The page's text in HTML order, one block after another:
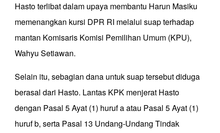
Hasto terlibat dalam upaya membantu Harun Masiku
memenangkan kursi DPR RI melalui suap terhadap
mantan Komisaris Komisi Pemilihan Umum (KPU),
Wahyu Setiawan.
Selain itu, sebagian dana untuk suap tersebut diduga
berasal dari Hasto. Lantas KPK menjerat Hasto
dengan Pasal 5 Ayat (1) huruf a atau Pasal 5 Ayat (1)
huruf b, serta Pasal 13 Undang-Undang Tindak